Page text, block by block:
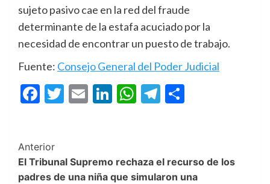
sujeto pasivo cae en la red del fraude
determinante de la estafa acuciado por la
necesidad de encontrar un puesto de trabajo.
Fuente: Consejo General del Poder Judicial
Facebook
Twitter
EmailLinkedIn
WhatsApp
Telegram
Post
Navigation
Anterior
El Tribunal Supremo rechaza el recurso de los
padres de una niña que simularon una